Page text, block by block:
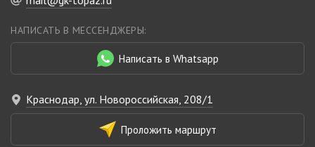
НАПИСАТЬ В МЕССЕНДЖЕРЫ:
Написать в Whatsapp
Краснодар, ул. Новороссийская, 208/1
Проложить маршрут